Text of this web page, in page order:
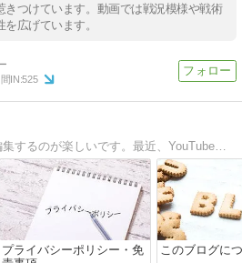
つけています。動画では戦況模様や戦術
広げています。
間IN:525
ゲームのプレイ動画を編集するのが楽しいです。最近、YouTubeにも投稿しました！ よろしければご視聴くださいませ。
プライバシーポリシー・免
このブログに